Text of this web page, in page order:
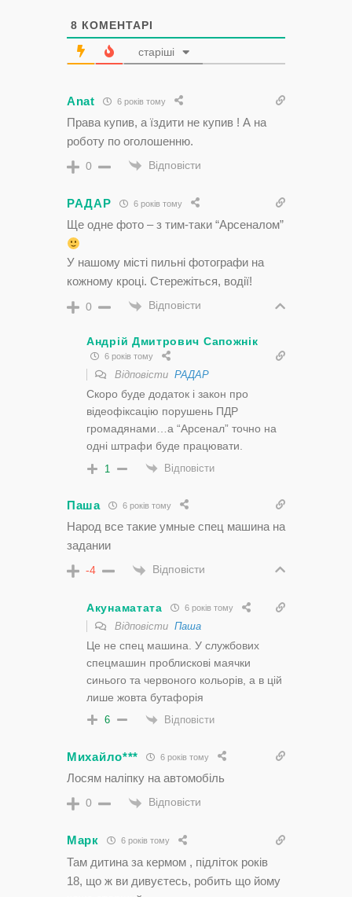
8 КОМЕНТАРІ
старіші
Anat 6 років тому
Права купив, а їздити не купив ! А на
роботу по оголошенню.
0 Відповісти
РАДАР 6 років тому
Ще одне фото – з тим-таки “Арсеналом”
У нашому місті пильні фотографи на
кожному кроці. Стережіться, водії!
0 Відповісти
Андрій Дмитрович Сапожнік
6 років тому
Відповісти РАДАР
Скоро буде додаток і закон про
відеофіксацію порушень ПДР
громадянами…а “Арсенал” точно на
одні штрафи буде працювати.
1 Відповісти
Паша 6 років тому
Народ все такие умные спец машина на
задании
-4 Відповісти
Акунаматата 6 років тому
Відповісти Паша
Це не спец машина. У службових
спецмашин проблискові маячки
синього та червоного кольорів, а в цій
лише жовта бутафорія
6 Відповісти
Михайло*** 6 років тому
Лосям наліпку на автомобіль
0 Відповісти
Марк 6 років тому
Там дитина за кермом , підліток років
18, що ж ви дивуєтесь, робить що йому